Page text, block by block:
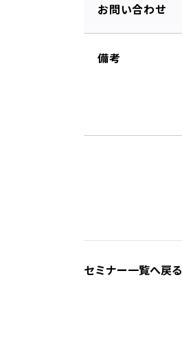
お問い合わせ
備考
セミナー一覧へ戻る